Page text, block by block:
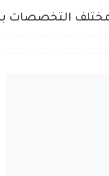
مختلف التخصصات